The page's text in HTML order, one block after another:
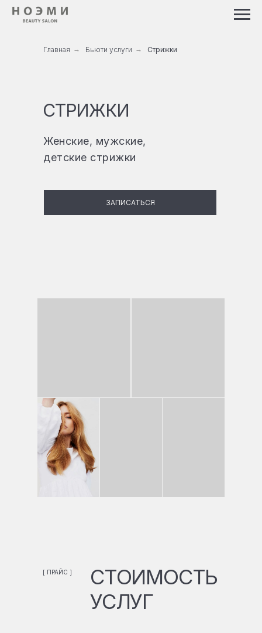
Главная → Бьюти услуги → Стрижки
СТРИЖКИ
Женские, мужские,
детские стрижки
ЗАПИСАТЬСЯ
[ ПРАЙС ]
СТОИМОСТЬ
УСЛУГ